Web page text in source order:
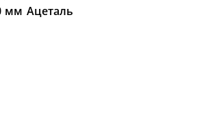
мм Ацеталь